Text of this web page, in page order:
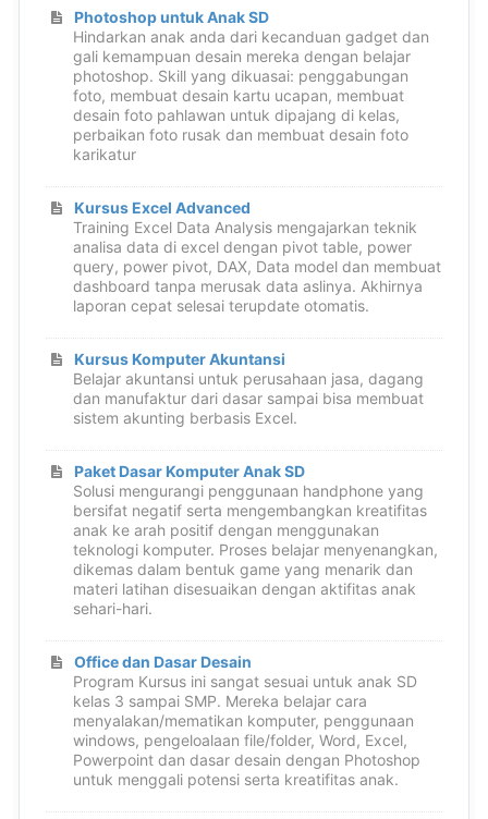
Photoshop untuk Anak SD
Hindarkan anak anda dari kecanduan gadget dan
gali kemampuan desain mereka dengan belajar
photoshop. Skill yang dikuasai: penggabungan
foto, membuat desain kartu ucapan, membuat
desain foto pahlawan untuk dipajang di kelas,
perbaikan foto rusak dan membuat desain foto
karikatur
Kursus Excel Advanced
Training Excel Data Analysis mengajarkan teknik
analisa data di excel dengan pivot table, power
query, power pivot, DAX, Data model dan membuat
dashboard tanpa merusak data aslinya. Akhirnya
laporan cepat selesai terupdate otomatis.
Kursus Komputer Akuntansi
Belajar akuntansi untuk perusahaan jasa, dagang
dan manufaktur dari dasar sampai bisa membuat
sistem akunting berbasis Excel.
Paket Dasar Komputer Anak SD
Solusi mengurangi penggunaan handphone yang
bersifat negatif serta mengembangkan kreatifitas
anak ke arah positif dengan menggunakan
teknologi komputer. Proses belajar menyenangkan,
dikemas dalam bentuk game yang menarik dan
materi latihan disesuaikan dengan aktifitas anak
sehari-hari.
Office dan Dasar Desain
Program Kursus ini sangat sesuai untuk anak SD
kelas 3 sampai SMP. Mereka belajar cara
menyalakan/mematikan komputer, penggunaan
windows, pengeloalaan file/folder, Word, Excel,
Powerpoint dan dasar desain dengan Photoshop
untuk menggali potensi serta kreatifitas anak.